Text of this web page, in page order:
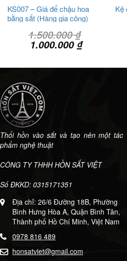
KS007 – Giá để chậu hoa
bằng sắt (Hàng gia công)
1.500.000₫
Giá
1.000.000₫Giá
Kệ
Thổi hồn vào sắt và tạo nên một tác
phẩm nghệ thuật
CÔNG TY THHH HỒN SẮT VIỆT
Số ĐKKD: 0315171351
Địa chỉ: 26/6 Đường 18B, Phường
Bình Hưng Hòa A, Quận Bình Tân,
Thành phố Hồ Chí Minh, Việt Nam
0978 816 489
honsatviet@gmail.com